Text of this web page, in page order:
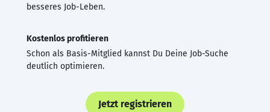
besseres Job-Leben.
Kostenlos profitieren
Schon als Basis-Mitglied kannst Du Deine Job-Suche
deutlich optimieren.
Jetzt registrieren